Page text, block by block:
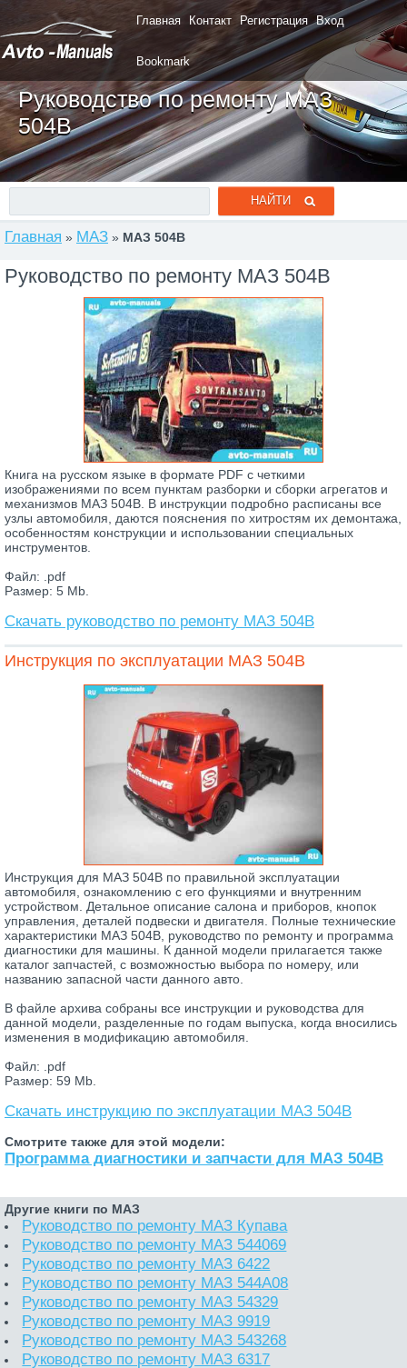
Главная Контакт Регистрация Вход
Bookmark
Руководство по ремонту МАЗ
504В
Главная » МАЗ » МАЗ 504В
Руководство по ремонту МАЗ 504В
Книга на русском языке в формате PDF с четкими
изображениями по всем пунктам разборки и сборки агрегатов и
механизмов МАЗ 504В. В инструкции подробно расписаны все
узлы автомобиля, даются пояснения по хитростям их демонтажа,
особенностям конструкции и использовании специальных
инструментов.
Файл: .pdf
Размер: 5 Mb.
Скачать руководство по ремонту МАЗ 504В
Инструкция по эксплуатации МАЗ 504В
Инструкция для МАЗ 504В по правильной эксплуатации
автомобиля, ознакомлению с его функциями и внутренним
устройством. Детальное описание салона и приборов, кнопок
управления, деталей подвески и двигателя. Полные технические
характеристики МАЗ 504В, руководство по ремонту и программа
диагностики для машины. К данной модели прилагается также
каталог запчастей, с возможностью выбора по номеру, или
названию запасной части данного авто.
В файле архива собраны все инструкции и руководства для
данной модели, разделенные по годам выпуска, когда вносились
изменения в модификацию автомобиля.
Файл: .pdf
Размер: 59 Mb.
Скачать инструкцию по эксплуатации МАЗ 504В
Смотрите также для этой модели:
Программа диагностики и запчасти для МАЗ 504В
Другие книги по МАЗ
Руководство по ремонту МАЗ Купава
Руководство по ремонту МАЗ 544069
Руководство по ремонту МАЗ 6422
Руководство по ремонту МАЗ 544А08
Руководство по ремонту МАЗ 54329
Руководство по ремонту МАЗ 9919
Руководство по ремонту МАЗ 543268
Руководство по ремонту МАЗ 6317